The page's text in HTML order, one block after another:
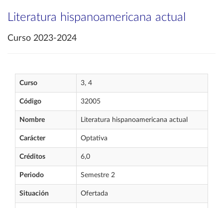
Literatura hispanoamericana actual
Curso 2023-2024
Curso 3, 4
Código 32005
Nombre Literatura hispanoamericana actual
Carácter Optativa
Créditos 6,0
Periodo Semestre 2
Situación Ofertada